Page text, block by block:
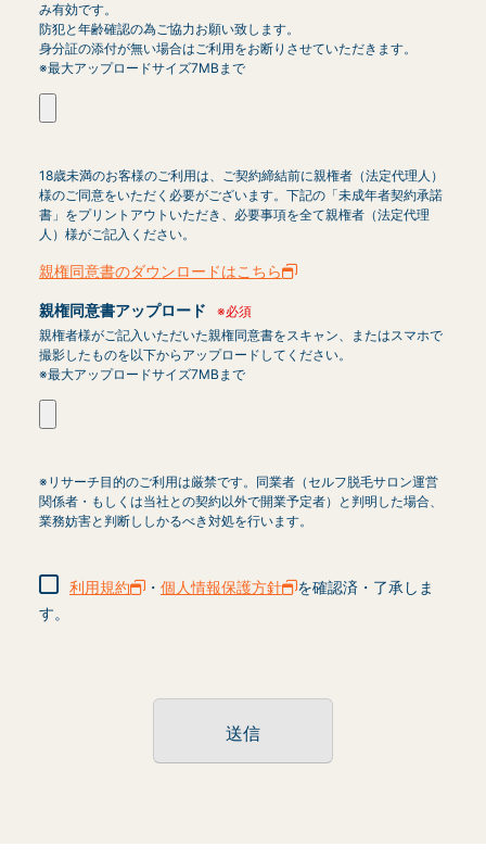
み有効です。
防犯と年齢確認の為ご協力お願い致します。
身分証の添付が無い場合はご利用をお断りさせていただきます。
※最大アップロードサイズ7MBまで
18歳未満のお客様のご利用は、ご契約締結前に親権者（法定代理人）
様のご同意をいただく必要がございます。下記の「未成年者契約承諾
書」をプリントアウトいただき、必要事項を全て親権者（法定代理
人）様がご記入ください。
親権同意書のダウンロードはこちら
親権同意書アップロード
※必須
親権者様がご記入いただいた親権同意書をスキャン、またはスマホで
撮影したものを以下からアップロードしてください。
※最大アップロードサイズ7MBまで
※リサーチ目的のご利用は厳禁です。同業者（セルフ脱毛サロン運営
関係者・もしくは当社との契約以外で開業予定者）と判明した場合、
業務妨害と判断ししかるべき対処を行います。
利用規約 ・ 個人情報保護方針
を確認済・了承しま
す。